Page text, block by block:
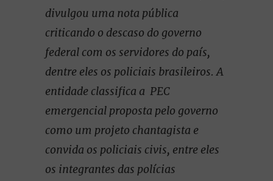
divulgou uma nota pública
criticando o descaso do governo
federal com os servidores do país,
dentre eles os policiais brasileiros. A
entidade classifica a PEC
emergencial proposta pelo governo
como um projeto chantagista e
convida os policiais civis, entre eles
os integrantes das polícias